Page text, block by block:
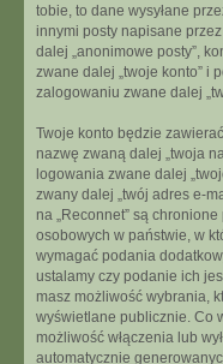
tobie, to dane wysyłane
innymi posty napisane
dalej „anonimowe posty”,
zwane dalej „twoje konto” i
zalogowaniu zwane dalej
Twoje konto będzie
nazwę zwaną dalej „twoja
logowania zwane dalej
zwany dalej „twój adres e-
na „Reconnet” są
osobowych w państwie, w
wymagać podania
ustalamy czy podanie ich
masz możliwość wybrania,
wyświetlane publicznie. Co
możliwość włączenia lub
automatycznie